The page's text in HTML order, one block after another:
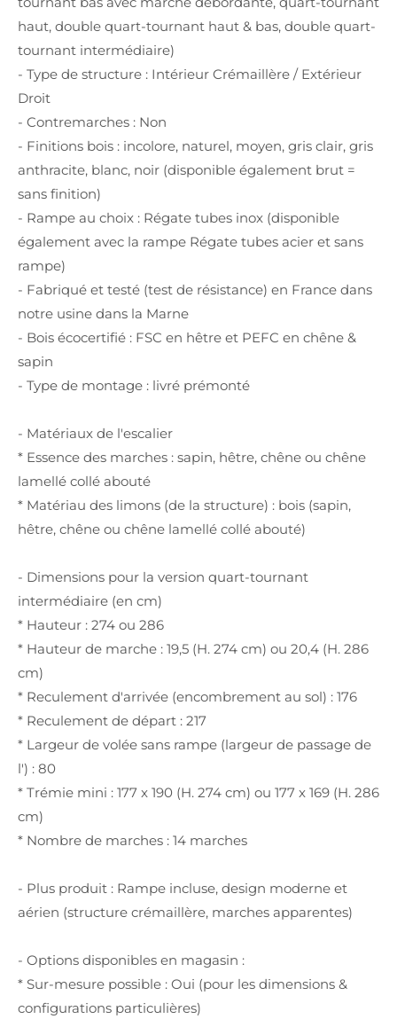
haut, double quart-tournant haut & bas, double quart-
tournant intermédiaire)
- Type de structure : Intérieur Crémaillère / Extérieur
Droit
- Contremarches : Non
- Finitions bois : incolore, naturel, moyen, gris clair, gris
anthracite, blanc, noir (disponible également brut =
sans finition)
- Rampe au choix : Régate tubes inox (disponible
également avec la rampe Régate tubes acier et sans
rampe)
- Fabriqué et testé (test de résistance) en France dans
notre usine dans la Marne
- Bois écocertifié : FSC en hêtre et PEFC en chêne &
sapin
- Type de montage : livré prémonté
- Matériaux de l'escalier
* Essence des marches : sapin, hêtre, chêne ou chêne
lamellé collé abouté
* Matériau des limons (de la structure) : bois (sapin,
hêtre, chêne ou chêne lamellé collé abouté)
- Dimensions pour la version quart-tournant
intermédiaire (en cm)
* Hauteur : 274 ou 286
* Hauteur de marche : 19,5 (H. 274 cm) ou 20,4 (H. 286
cm)
* Reculement d'arrivée (encombrement au sol) : 176
* Reculement de départ : 217
* Largeur de volée sans rampe (largeur de passage de
l') : 80
* Trémie mini : 177 x 190 (H. 274 cm) ou 177 x 169 (H. 286
cm)
* Nombre de marches : 14 marches
- Plus produit : Rampe incluse, design moderne et
aérien (structure crémaillère, marches apparentes)
- Options disponibles en magasin :
* Sur-mesure possible : Oui (pour les dimensions &
configurations particulières)